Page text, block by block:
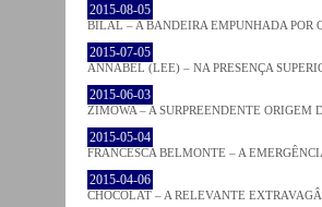
2015-08-05
BILAL – A BANDEIRA EMPUNHADA POR
2015-07-05
ANNABEL (LEE) – NA PRESENÇA
2015-06-03
ZIMOWA – A SURPREENDENTE ORIGEM
2015-05-04
FRANCESCA BELMONTE – A
2015-04-06
CHOCOLAT – A RELEVANTE